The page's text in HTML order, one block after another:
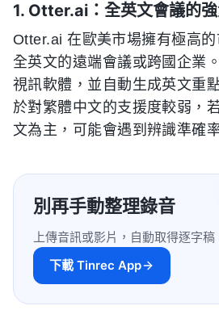
1. Otter.ai：全英文會議的
Otter.ai 在歐美市場擁有極高
全英文的遠端會議或跨國企業
視訊軟體，並自動生成英文重
於對繁體中文的支援度較弱，
文為主，可能會遇到辨識準確
別再手動整理錄音
上傳音訊或影片，自動取得逐字
下載 Tinrec App